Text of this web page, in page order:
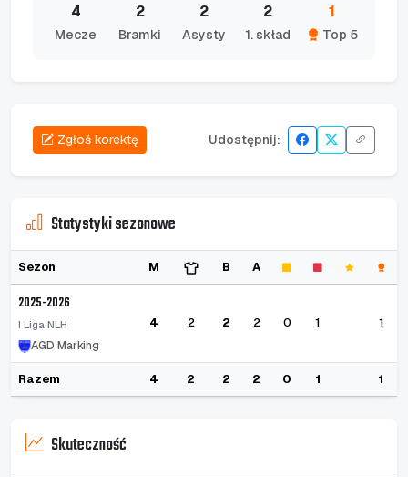
4
Mecze
2
Bramki
2
Asysty
2
1. skład
1
Top 5
Zgłoś korektę Udostępnij:
Statystyki sezonowe
Sezon M B A
2025-2026
I Liga NLH
AGD Marking
4 2 2 2 0 1 1
Razem 4 2 2 2 0 1 1
Skuteczność